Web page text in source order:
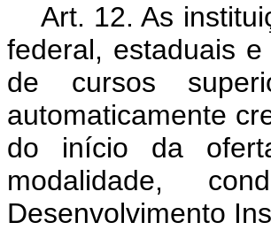
Art. 12. As
federal, estaduais
de cursos
automaticamente
do início da
modalidade,
Desenvolvimento